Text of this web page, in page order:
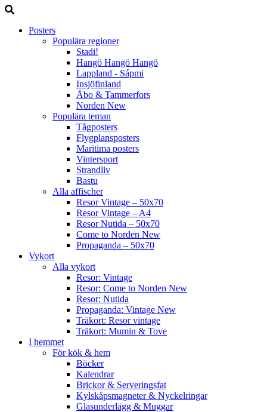
Posters
Populära regioner
Stadi!
Hangö Hangö Hangö
Lappland - Sápmi
Insjöfinland
Åbo & Tammerfors
Norden New
Populära teman
Tågposters
Flygplansposters
Maritima posters
Vintersport
Strandliv
Bastu
Alla affischer
Resor Vintage – 50x70
Resor Vintage – A4
Resor Nutida – 50x70
Come to Norden New
Propaganda – 50x70
Vykort
Alla vykort
Resor: Vintage
Resor: Come to Norden New
Resor: Nutida
Propaganda: Vintage New
Träkort: Resor vintage
Träkort: Mumin & Tove
I hemmet
För kök & hem
Böcker
Kalendrar
Brickor & Serveringsfat
Kylskåpsmagneter & Nyckelringar
Glasunderlägg & Muggar